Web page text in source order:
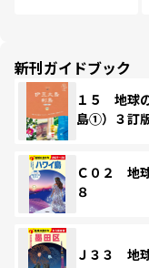
新刊ガイドブック
１５ 地球
島①）３訂
Ｃ０２ 地
８
Ｊ３３ 地